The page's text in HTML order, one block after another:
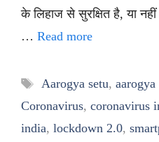
के लिहाज से सुरक्षित है, या
… Read more
Tags
Aarogya setu, aarogya
Coronavirus, coronavirus
india, lockdown 2.0,